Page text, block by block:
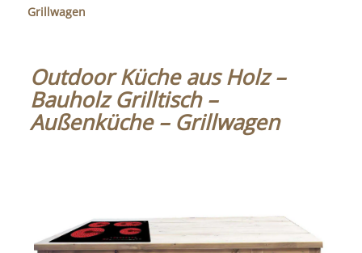
Grillwagen
Outdoor Küche aus Holz –
Bauholz Grilltisch –
Außenküche – Grillwagen